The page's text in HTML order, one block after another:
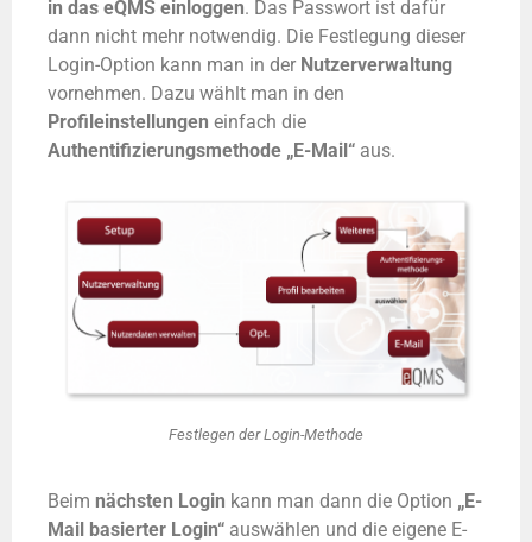
in das eQMS einloggen. Das Passwort ist dafür
dann nicht mehr notwendig. Die Festlegung dieser
Login-Option kann man in der Nutzerverwaltung
vornehmen. Dazu wählt man in den
Profileinstellungen einfach die
Authentifizierungsmethode „E-Mail“ aus.
Festlegen der Login-Methode
Beim nächsten Login kann man dann die Option „E-
Mail basierter Login“ auswählen und die eigene E-